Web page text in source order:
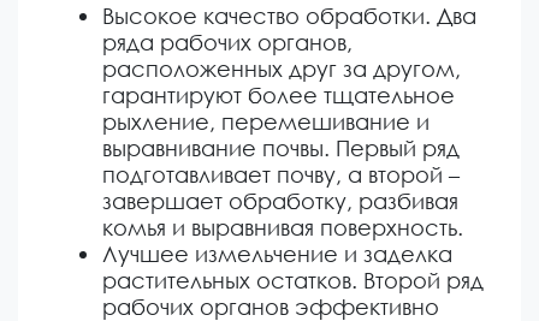
Высокое качество обработки. Два
ряда рабочих органов,
расположенных друг за другом,
гарантируют более тщательное
рыхление, перемешивание и
выравнивание почвы. Первый ряд
подготавливает почву, а второй –
завершает обработку, разбивая
комья и выравнивая поверхность.
Лучшее измельчение и заделка
растительных остатков. Второй ряд
рабочих органов эффективно